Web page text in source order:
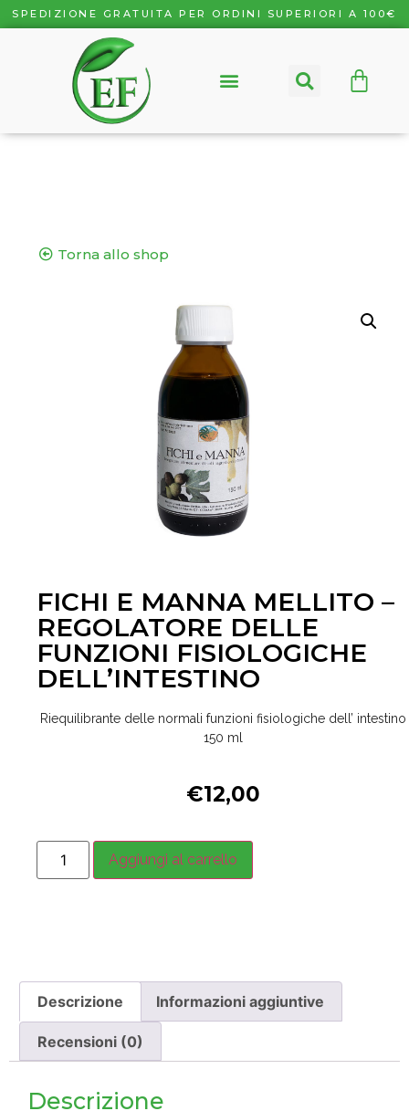
SPEDIZIONE GRATUITA PER ORDINI SUPERIORI A 100€
Torna allo shop
FICHI E MANNA MELLITO –
REGOLATORE DELLE
FUNZIONI FISIOLOGICHE
DELL’INTESTINO
Riequilibrante delle normali funzioni fisiologiche dell’ intestino
150 ml
€12,00
Aggiungi al carrello
Descrizione Informazioni aggiuntive
Recensioni (0)
Descrizione